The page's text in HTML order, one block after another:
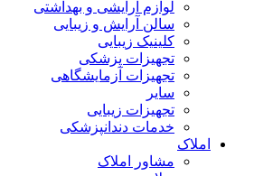
لوازم آرایشی و بهداشتی
سالن آرایش و زیبایی
کلینیک زیبایی
تجهیزات پزشکی
تجهیزات آزمایشگاهی
سایر
تجهیزات زیبایی
خدمات دندانپزشکی
املاک
مشاور املاک